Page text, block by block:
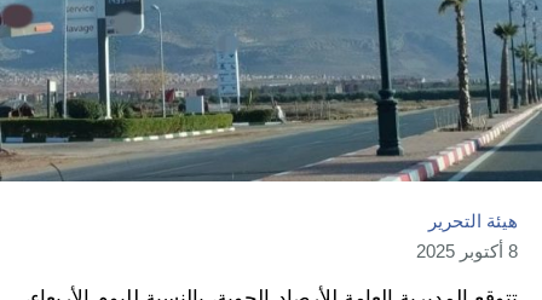
هيئة التحرير
8 أكتوبر 2025